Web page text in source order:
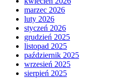
marzec 2026
luty 2026
styczeń 2026
grudzień 2025
listopad 2025
październik 2025
wrzesień 2025
sierpień 2025